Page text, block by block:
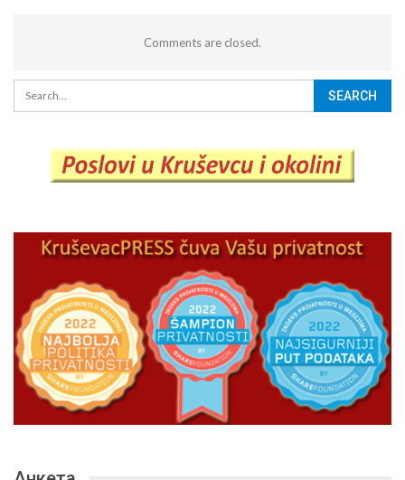
Comments are closed.